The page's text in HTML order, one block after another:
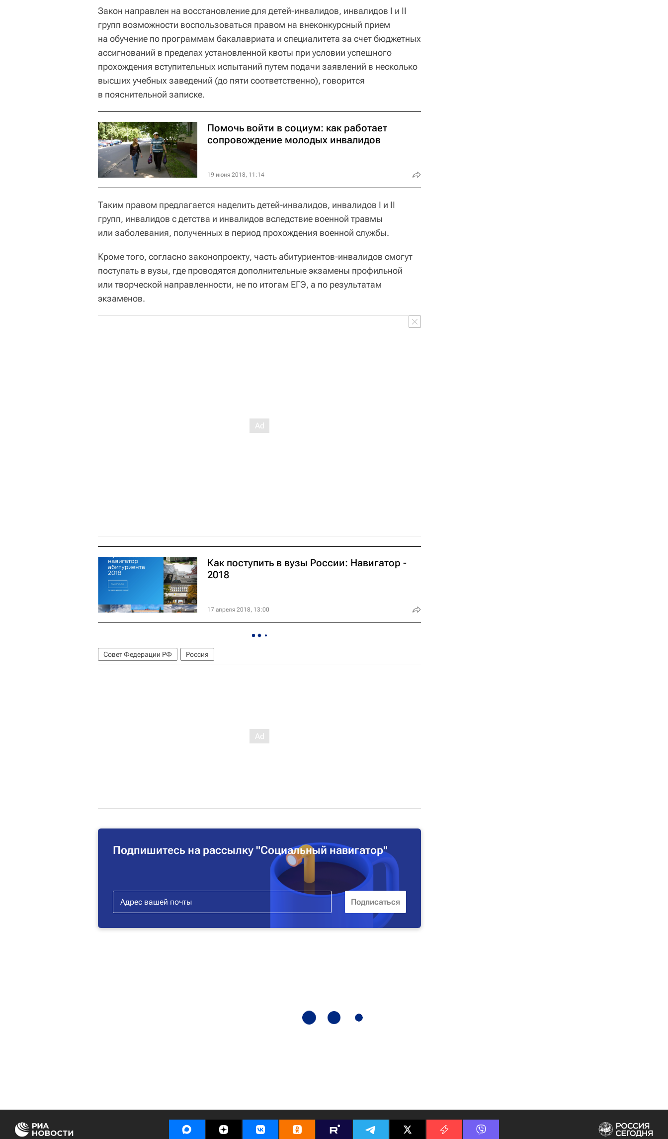
Закон направлен на восстановление для детей-инвалидов, инвалидов I и II
групп возможности воспользоваться правом на внеконкурсный прием
на обучение по программам бакалавриата и специалитета за счет бюджетных
ассигнований в пределах установленной квоты при условии успешного
прохождения вступительных испытаний путем подачи заявлений в несколько
высших учебных заведений (до пяти соответственно), говорится
в пояснительной записке.
Помочь войти в социум: как работает
сопровождение молодых инвалидов
19 июня 2018, 11:14
Таким правом предлагается наделить детей-инвалидов, инвалидов I и II
групп, инвалидов с детства и инвалидов вследствие военной травмы
или заболевания, полученных в период прохождения военной службы.
Кроме того, согласно законопроекту, часть абитуриентов-инвалидов смогут
поступать в вузы, где проводятся дополнительные экзамены профильной
или творческой направленности, не по итогам ЕГЭ, а по результатам
экзаменов.
Как поступить в вузы России: Навигатор -
2018
17 апреля 2018, 13:00
Совет Федерации РФ Россия
Подпишитесь на рассылку "Социальный навигатор"